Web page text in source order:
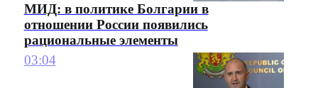
МИД: в политике Болгарии в
отношении России появились
рациональные элементы
03:04